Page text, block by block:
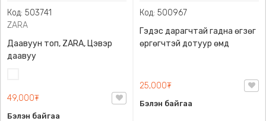
Код: 503741
ZARA
Даавуун топ, ZARA, Цэвэр
даавуу
49,000₮
Бэлэн байгаа
Код: 500967
Гэдэс дарагчтай гадна өгзөг
өргөгчтэй дотуур өмд
25,000₮
Бэлэн байгаа